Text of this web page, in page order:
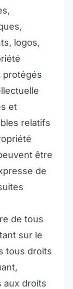
logos,
protégés
et
relatifs
être
de
de tous
sur le
tous droits
aux droits